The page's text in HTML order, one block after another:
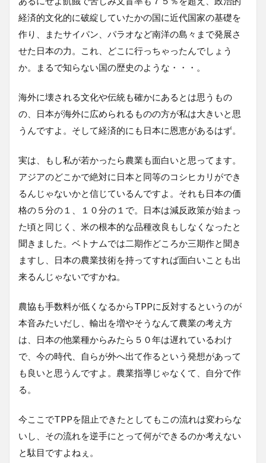
経済的文化的に破綻していたかの国に近代国家の基礎を
作り、またサイパン、パラオなど南洋の島々まで発展さ
せた日本の力。これ、どこに行っちゃったんでしょう
か。まるで知らない国の歴史のような・・・。
海外に壊される文化や伝統も確かにあるとは思うもの
の、日本が海外に広められるものの方が私は大きいと思
うんですよ。そして経済的にも日本に恩恵があるはず。
実は、もし私が若かったら農業も面白いと思ってます。
アジアのどこかで絶対に日本と同等のコシヒカリができ
るんじゃないかと信じているんですよ。それも日本の価
格の５分の１、１０分の１で。日本は減反政策が始まっ
た頃と同じく、米の根本的な品種改良もしなくなったと
聞きました。ベトナムでは二期作どころか三期作と聞き
ますし、日本の農業技術を持ってすれば面白いことも出
来るんじゃないですかね。
農協も手数料が低くなるからTPPに反対するというのが
本音みたいだし、輸出を増やそうなんて農業の考え方
は、日本の他業種からみたら５０年は遅れているわけ
で、今の時代、自らが外へ出て作るという発想があって
も良いと思うんですよ。農業指導じゃなくて、自分で作
る。
今ここでTPPを阻止できたとしてもこの流れは変わらな
いし、その流れを逆手にとって何ができるのか考えない
と駄目ですよねぇ。